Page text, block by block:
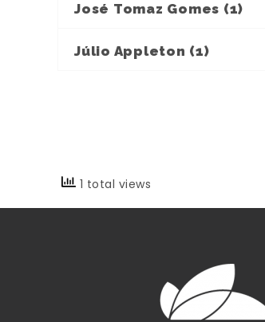
José Tomaz Gomes (1)
Júlio Appleton (1)
1 total views